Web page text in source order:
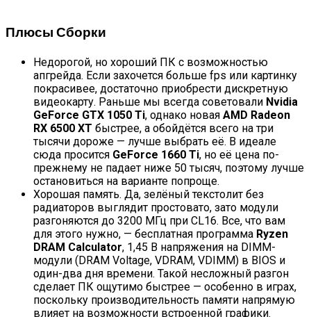
Плюсы Сборки
Недорогой, но хороший ПК с возможностью
апгрейда. Если захочется больше fps или картинку
покрасивее, достаточно приобрести дискретную
видеокарту. Раньше мы всегда советовали Nvidia
GeForce GTX 1050 Ti, однако новая AMD Radeon
RX 6500 XT быстрее, а обойдётся всего на три
тысячи дороже — лучше выбрать её. В идеале
сюда просится GeForce 1660 Ti, но её цена по-
прежнему не падает ниже 50 тысяч, поэтому лучше
остановиться на варианте попроще.
Хорошая память. Да, зелёный текстолит без
радиаторов выглядит простовато, зато модули
разгоняются до 3200 МГц при CL16. Все, что вам
для этого нужно, — бесплатная программа Ryzen
DRAM Calculator, 1,45 В напряжения на DIMM-
модули (DRAM Voltage, VDRAM, VDIMM) в BIOS и
один-два дня времени. Такой несложный разгон
сделает ПК ощутимо быстрее — особенно в играх,
поскольку производительность памяти напрямую
влияет на возможности встроенной графики.